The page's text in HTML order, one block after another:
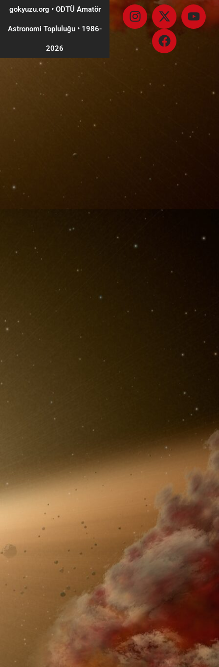
gokyuzu.org • ODTÜ Amatör
Astronomi Topluluğu •1986-
2026